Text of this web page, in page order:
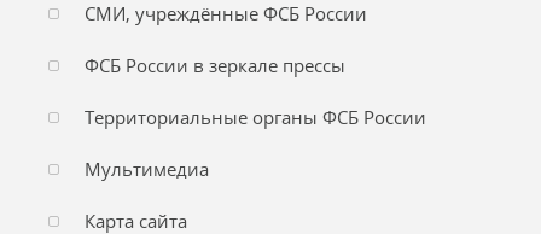
СМИ, учреждённые ФСБ России
ФСБ России в зеркале прессы
Территориальные органы ФСБ России
Мультимедиа
Карта сайта